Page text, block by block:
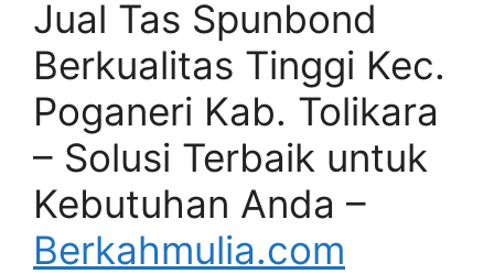
Jual Tas Spunbond
Berkualitas Tinggi Kec.
Poganeri Kab. Tolikara
– Solusi Terbaik untuk
Kebutuhan Anda –
Berkahmulia.com